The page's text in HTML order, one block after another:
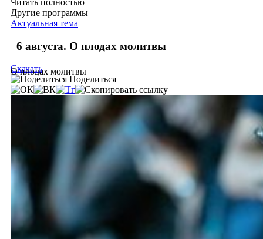
Другие программы
Актуальная тема
6 августа. О плодах молитвы
О плодах молитвы
Скачать
Поделиться